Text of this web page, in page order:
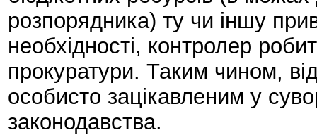
розпорядника) ту чи іншу
необхідності, контролер
прокуратури. Таким чином,
особисто зацікавленим у
законодавства.